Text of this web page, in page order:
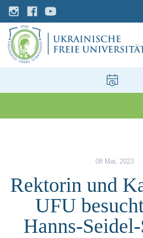
08 Mai, 2023
Rektorin und
UFU
Hanns-